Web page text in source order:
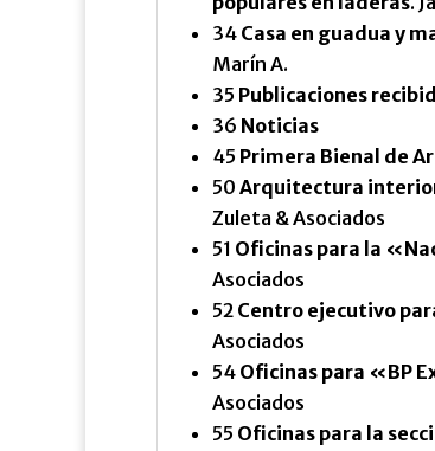
34 Casa en guadua y
Marín A.
35 Publicaciones
36 Noticias
45 Primera Bienal de
50 Arquitectura
Zuleta & Asociados
51 Oficinas para la
Asociados
52 Centro ejecutivo
Asociados
54 Oficinas para «BP
Asociados
55 Oficinas para la